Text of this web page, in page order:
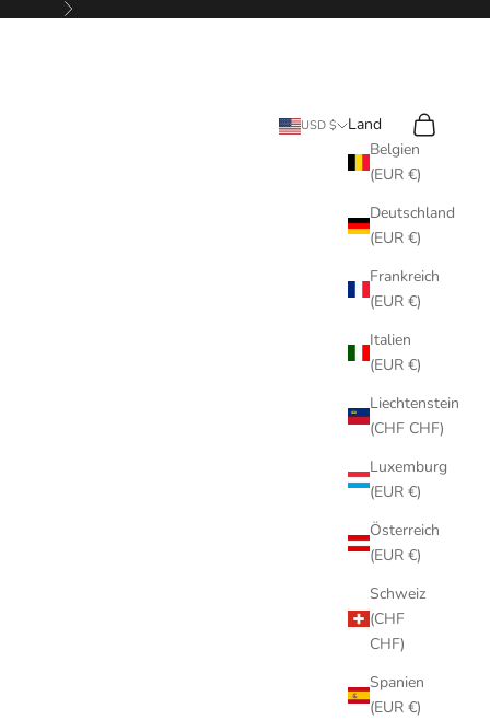
Vor
USD $
Land
Belgien
(EUR €)
Deutschland
(EUR €)
Frankreich
(EUR €)
Italien
(EUR €)
Liechtenstein
(CHF CHF)
Luxemburg
(EUR €)
Österreich
(EUR €)
Schweiz
(CHF
CHF)
Spanien
(EUR €)
SuchenWarenkorb